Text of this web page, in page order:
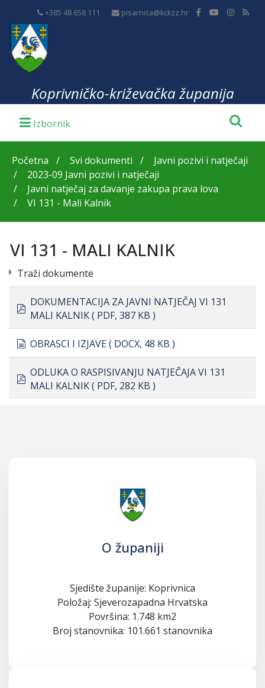
+385 48 658 111 pisarnica@kckzz.hr
Koprivničko-križevačka županija
Početna Svi dokumenti
Javni pozivi i natječaji
2023-09 Javni pozivi i natječaji
Javni natječaj za davanje zakupa prava lova
VI 131 - Mali Kalnik
VI 131 - MALI KALNIK
Traži dokumente
pdf
DOKUMENTACIJA ZA JAVNI NATJEČAJ VI 131
MALI KALNIK( PDF, 387 KB )
document
OBRASCI I IZJAVE( DOCX, 48 KB )
pdf
ODLUKA O RASPISIVANJU NATJEČAJA VI 131
MALI KALNIK( PDF, 282 KB )
O županiji
Sjedište županije: Koprivnica
Položaj: Sjeverozapadna Hrvatska
Površina: 1.748 km2
Broj stanovnika: 101.661 stanovnika